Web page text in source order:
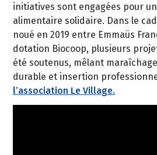
initiatives sont engagées pour
alimentaire solidaire. Dans le
noué en 2019 entre Emmaüs
dotation Biocoop, plusieurs
été soutenus, mêlant
durable et insertion
l’association Le Village.